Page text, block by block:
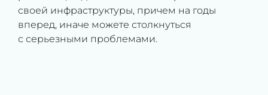
своей инфраструктуры, причем на годы
вперед, иначе можете столкнуться
с серьезными проблемами.